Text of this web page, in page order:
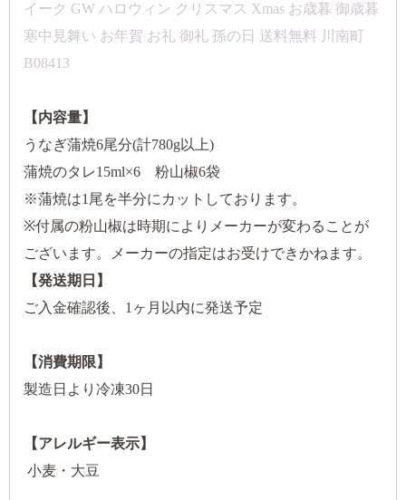
イーク GW ハロウィン クリスマス Xmas お歳暮 御歳暮
寒中見舞い お年賀 お礼 御礼 孫の日 送料無料 川南町
B08413
【内容量】
うなぎ蒲焼6尾分(計780g以上)
蒲焼のタレ15ml×6 粉山椒6袋
※蒲焼は1尾を半分にカットしております。
※付属の粉山椒は時期によりメーカーが変わることが
ございます。メーカーの指定はお受けできかねます。
【発送期日】
ご入金確認後、1ヶ月以内に発送予定
【消費期限】
製造日より冷凍30日
【アレルギー表示】
小麦・大豆